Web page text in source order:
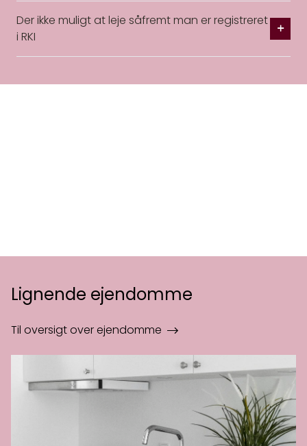
Der ikke muligt at leje såfremt man er registreret
i RKI
Lignende ejendomme
Til oversigt over ejendomme